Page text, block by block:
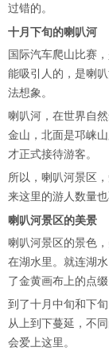
过错的。
十月下旬的喇叭河
国际汽车爬山比赛
能吸引人的，是喇
法想象。
喇叭河，在世界自
金山，北面是邛崃
才正式接待游客。
所以，喇叭河景区
来这里的游人数量也
喇叭河景区的美景
喇叭河景区的景色
在湖水里。就连湖
了金黄画布上的点
到了十月中旬和下
从上到下蔓延，不
会爱上这里。